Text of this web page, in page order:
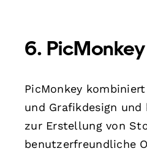
6. PicMonkey
PicMonkey
und Grafikdesign und
zur Erstellung von
benutzerfreundliche